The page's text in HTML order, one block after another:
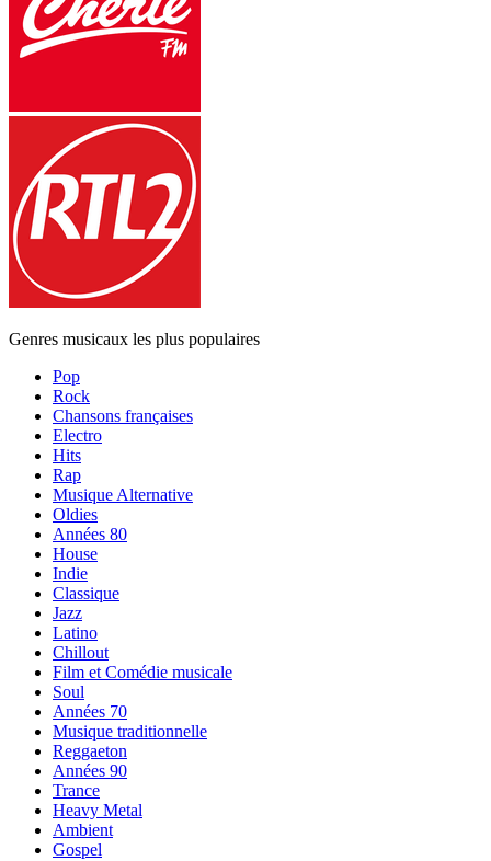
Genres musicaux les plus populaires
Pop
Rock
Chansons françaises
Electro
Hits
Rap
Musique Alternative
Oldies
Années 80
House
Indie
Classique
Jazz
Latino
Chillout
Film et Comédie musicale
Soul
Années 70
Musique traditionnelle
Reggaeton
Années 90
Trance
Heavy Metal
Ambient
Gospel